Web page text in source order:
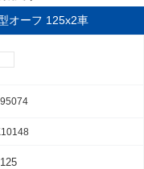
オーフ 125x2車
125